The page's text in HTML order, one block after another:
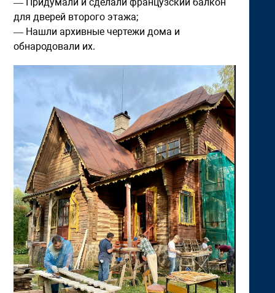
для дверей второго этажа;
— Нашли архивные чертежи дома и
обнародовали их.